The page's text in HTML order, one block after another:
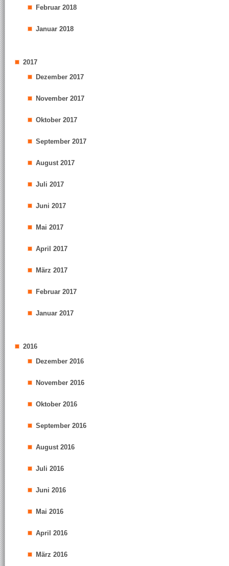
Februar 2018
Januar 2018
2017
Dezember 2017
November 2017
Oktober 2017
September 2017
August 2017
Juli 2017
Juni 2017
Mai 2017
April 2017
März 2017
Februar 2017
Januar 2017
2016
Dezember 2016
November 2016
Oktober 2016
September 2016
August 2016
Juli 2016
Juni 2016
Mai 2016
April 2016
März 2016